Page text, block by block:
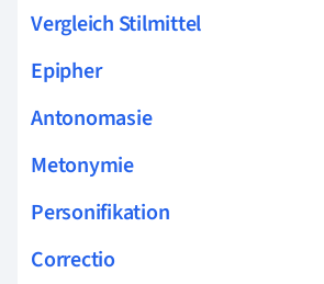
Vergleich Stilmittel
Epipher
Antonomasie
Metonymie
Personifikation
Correctio